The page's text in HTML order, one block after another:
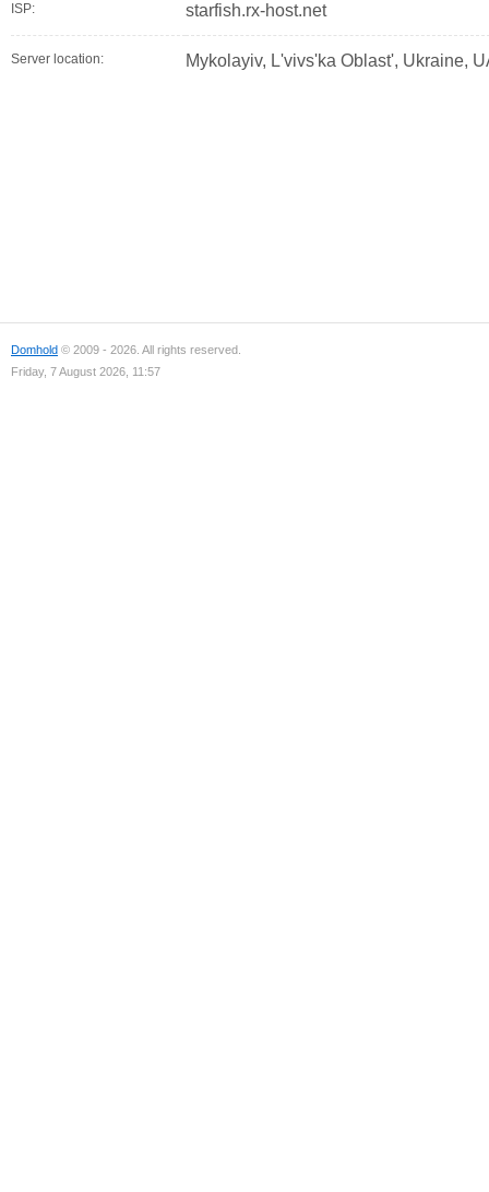
ISP: starfish.rx-host.net
Server location: Mykolayiv, L'vivs'ka Oblast', Ukraine,
Domhold © 2009 - 2026. All rights reserved.
Friday, 7 August 2026, 11:57